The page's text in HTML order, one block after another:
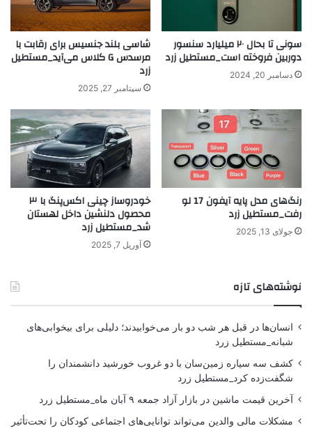
سونی تا بحال ۲۰ میلیارد سنسور
دوربین فروخته است_مستطیل زرد
دسامبر 20, 2024
شاسی بلند جنسیس برای رقابت با
مرسدس G کلاس می‌آید_مستطیل
زرد
سپتامبر 27, 2025
رنگ‌های مدل پایه آیفون 17 لو
رفت_مستطیل زرد
جولای 13, 2025
خودروساز چینی اکس‌پنگ با ۳
محصول دلنشین داخل لهستان
شد_مستطیل زرد
آوریل 7, 2025
نوشته‌های تازه
انسان‌ها در قبل هر شب دو بار می‌خوابیدند؛ دلیلی برای بیخوابی‌های
شبانه_مستطیل زرد
کشف سه سیاره زمین‌سان با دو غروب خورشید دانشمندان را
شگفت‌زده کرد_مستطیل زرد
آخرین قیمت ماشین در بازار آزاد جمعه ۹ آبان ماه_مستطیل زرد
مشکلات مالی والدین می‌تواند توانایی‌های اجتماعی کودکان را تحت‌تأثیر